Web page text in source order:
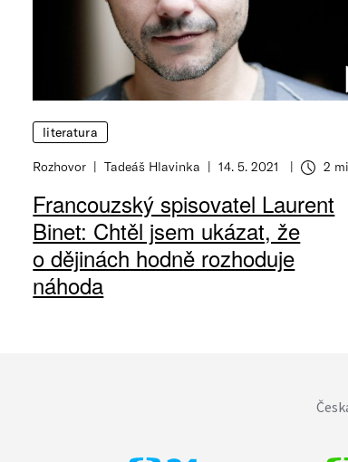
literatura
Rozhovor Tadeáš Hlavinka 14. 5. 2021 2
Francouzský spisovatel Laurent
Binet: Chtěl jsem ukázat, že
o dějinách hodně rozhoduje
náhoda